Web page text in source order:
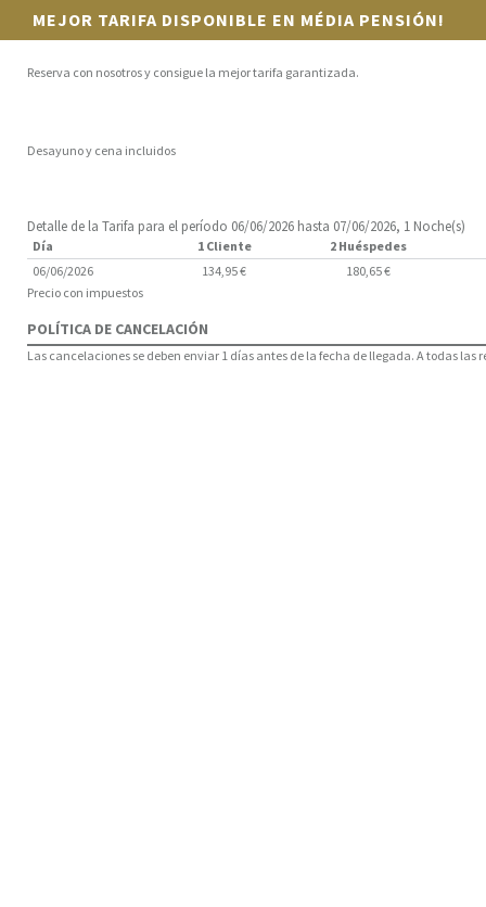
MEJOR TARIFA DISPONIBLE EN MÉDIA PENSIÓN!
Reserva con nosotros y consigue la mejor tarifa garantizada.
Desayuno y cena incluidos
Detalle de la Tarifa para el período 06/06/2026 hasta 07/06/2026, 1 Noche(s)
Día 1 Cliente
2 Huéspedes
06/06/2026
134,95 €
180,65 €
Precio con impuestos
POLÍTICA DE CANCELACIÓN
Las cancelaciones se deben enviar 1 días antes de la fecha de llegada. A todas